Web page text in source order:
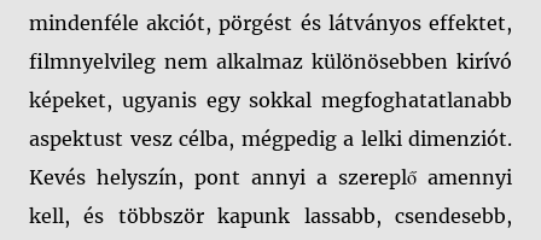
mindenféle akciót, pörgést és látványos effektet,
filmnyelvileg nem alkalmaz különösebben kirívó
képeket, ugyanis egy sokkal megfoghatatlanabb
aspektust vesz célba, mégpedig a lelki dimenziót.
Kevés helyszín, pont annyi a szereplő amennyi
kell, és többször kapunk lassabb, csendesebb,